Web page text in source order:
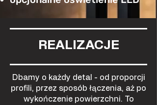
REALIZACJE
Dbamy o każdy detal - od proporcji
profili, przez sposób łączenia, aż po
wykończenie powierzchni. To